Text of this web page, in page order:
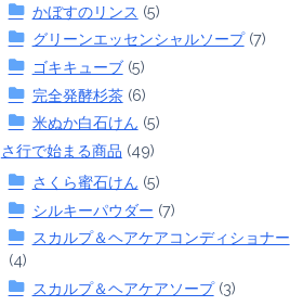
かぼすのリンス (5)
グリーンエッセンシャルソープ(7)
ゴキキューブ(5)
完全発酵杉茶(6)
米ぬか白石けん (5)
さ行で始まる商品 (49)
さくら蜜石けん (5)
シルキーパウダー (7)
スカルプ＆ヘアケアコンディショナー
(4)
スカルプ＆ヘアケアソープ(3)